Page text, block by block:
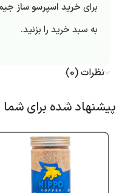
برای خرید اسپرسو ساز
به سبد خرید را بزنید.
نظرات (0)
پیشنهاد شده برای شما